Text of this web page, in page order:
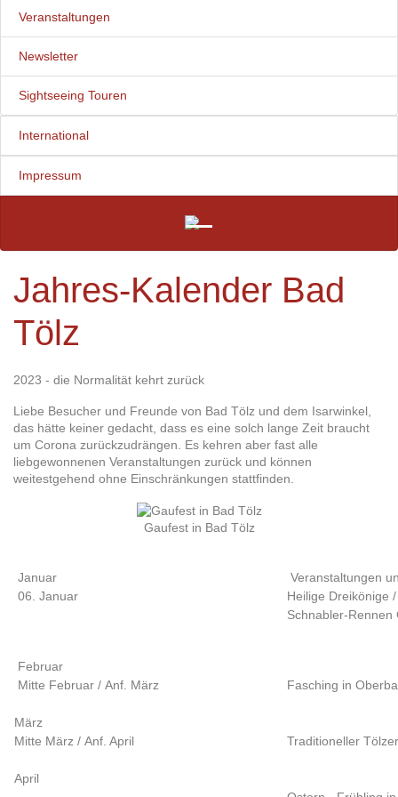
Veranstaltungen
Newsletter
Sightseeing Touren
International
Impressum
Jahres-Kalender Bad
Tölz
2023 - die Normalität kehrt zurück
Liebe Besucher und Freunde von Bad Tölz und dem Isarwinkel,
das hätte keiner gedacht, dass es eine solch lange Zeit braucht
um Corona zurückzudrängen. Es kehren aber fast alle
liebgewonnenen Veranstaltungen zurück und können
weitestgehend ohne Einschränkungen stattfinden.
Gaufest in Bad Tölz
Januar
Veranstaltungen
06. Januar
Heilige Dreikönige
Schnabler-Rennen
Februar
Mitte Februar / Anf. März
Fasching in
März
Mitte März / Anf. April
Traditioneller
April